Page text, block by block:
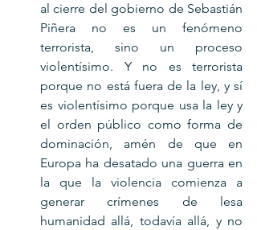
al cierre del gobierno de Sebastián
Piñera no es un fenómeno
terrorista, sino un proceso
violentísimo. Y no es terrorista
porque no está fuera de la ley, y sí
es violentísimo porque usa la ley y
el orden público como forma de
dominación, amén de que en
Europa ha desatado una guerra en
la que la violencia comienza a
generar crímenes de lesa
humanidad allá, todavía allá, y no